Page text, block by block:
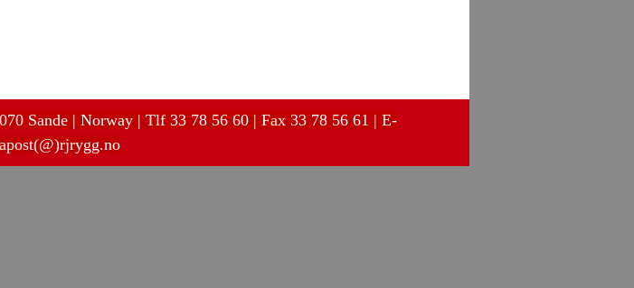
Sande| Norway | Tlf 33 78 56 60 | Fax 33 78 56 61 | E-